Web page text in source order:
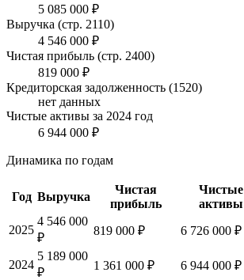
5 085 000 ₽
Выручка (стр. 2110)
4 546 000 ₽
Чистая прибыль (стр. 2400)
819 000 ₽
Кредиторская задолженность (1520)
нет данных
Чистые активы за 2024 год
6 944 000 ₽
Динамика по годам
Год Выручка
Чистая
прибыль
Чистые
активы
2025
4 546 000
₽
819 000 ₽ 6 726 000 ₽
2024
5 189 000
₽
1 361 000 ₽ 6 944 000 ₽